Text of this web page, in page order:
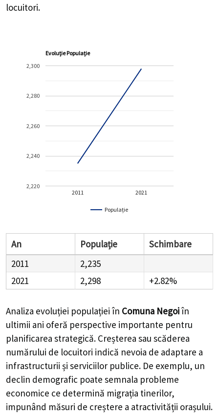
locuitori.
Evoluție Populație
Populație
2011 2021
2,220
2,240
2,260
2,280
2,300
An Populație
Schimbare
2011
2,235
2021
2,298 +2.82%
Analiza evoluției populației în Comuna Negoiîn
ultimii ani oferă perspective importante pentru
planificarea strategică. Creșterea sau scăderea
numărului de locuitori indică nevoia de adaptare a
infrastructurii și serviciilor publice. De exemplu, un
declin demografic poate semnala probleme
economice ce determină migrația tinerilor,
impunând măsuri de creștere a atractivității orașului.